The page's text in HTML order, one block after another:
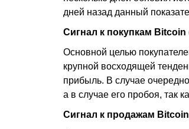
дней назад данный
Сигнал к покупкам Bitcoin
Основной целью
крупной восходящей
прибыль. В случае
а в случае его пробоя, так
Сигнал к продажам